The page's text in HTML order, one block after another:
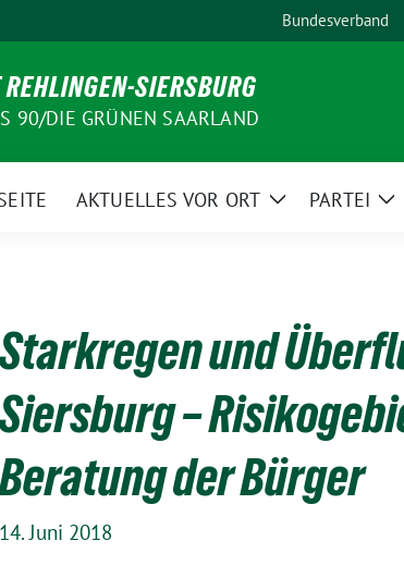
Bundesverband
REHLINGEN-SIERSBURG
90/DIE GRÜNEN SAARLAND
AKTUELLES VOR ORT
ZeigePARTEI
Starkregen und
Siersburg –
Beratung der Bürger
14. Juni 2018